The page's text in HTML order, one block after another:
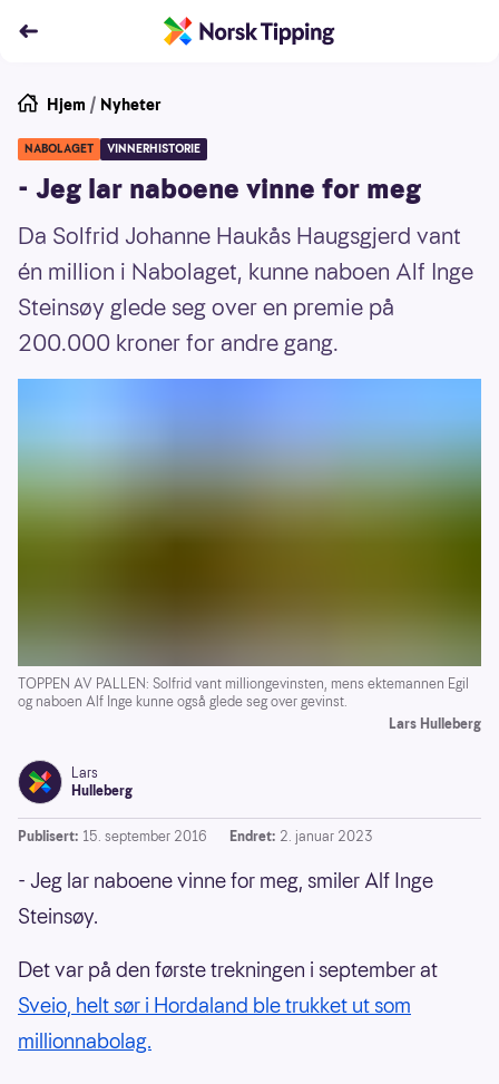
Hjem / Nyheter
NABOLAGET VINNERHISTORIE
- Jeg lar naboene vinne for meg
Da Solfrid Johanne Haukås Haugsgjerd vant
én million i Nabolaget, kunne naboen Alf Inge
Steinsøy glede seg over en premie på
200.000 kroner for andre gang.
TOPPEN AV PALLEN: Solfrid vant milliongevinsten, mens ektemannen Egil
og naboen Alf Inge kunne også glede seg over gevinst.
Lars Hulleberg
Lars
Hulleberg
Publisert: 15. september 2016 Endret: 2. januar 2023
- Jeg lar naboene vinne for meg, smiler Alf Inge
Steinsøy.
Det var på den første trekningen i september at
Sveio, helt sør i Hordaland ble trukket ut som
millionnabolag.